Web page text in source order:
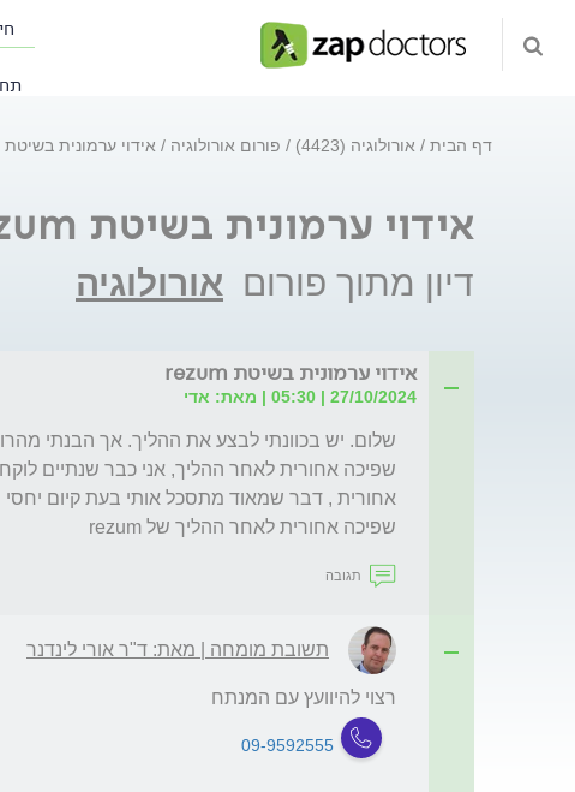
דף הבית אורולוגיה (4423) פורום אורולוגיה אידוי ערמונית בשיטת rezum
אידוי ערמונית בשיטת rezum
דיון מתוך פורום אורולוגיה
אידוי ערמונית בשיטת rezum
27/10/2024 | 05:30 | מאת: אדי
שפיכה אחורית לאחר ההליך של rezum
תגובה
תשובת מומחה | מאת: ד"ר אורי לינדנר
רצוי להיוועץ עם המנתח
09-9592555